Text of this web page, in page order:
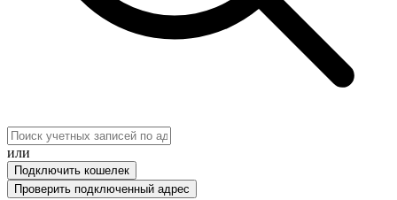
или
Подключить кошелек
Проверить подключенный адрес